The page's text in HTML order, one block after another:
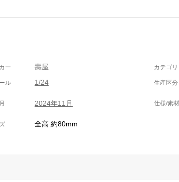
ー 壽屋 カテゴリ
ル 1/24 生産区分
2024年11月 仕様/素材
全高 約80mm